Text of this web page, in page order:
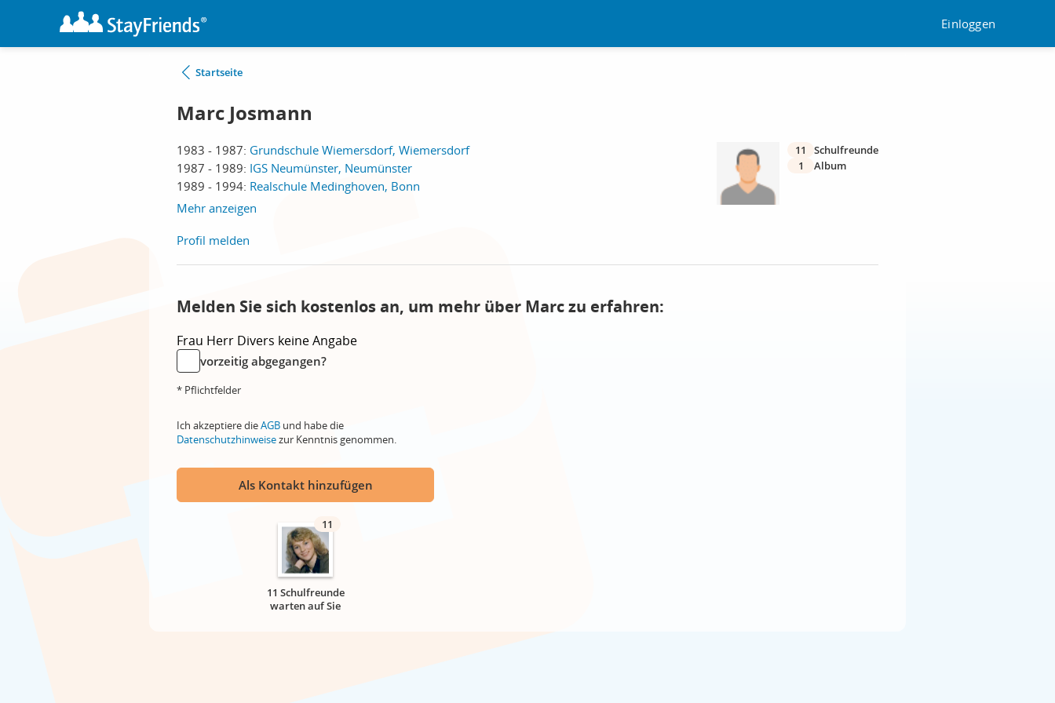
Einloggen
Startseite
Marc Josmann
1983 - 1987: Grundschule Wiemersdorf, Wiemersdorf
1987 - 1989: IGS Neumünster, Neumünster
1989 - 1994: Realschule Medinghoven, Bonn
Mehr anzeigen
11
Schulfreunde
1
Album
Profil melden
Melden Sie sich kostenlos an, um mehr über Marc zu erfahren:
Frau Herr Divers keine Angabe
vorzeitig abgegangen?
* Pflichtfelder
Ich akzeptiere dieAGB und habe die
Datenschutzhinweisezur Kenntnis genommen.
Als Kontakt hinzufügen
11
11 Schulfreunde
warten auf Sie